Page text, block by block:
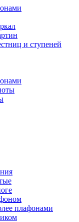
и ступеней
плафонами